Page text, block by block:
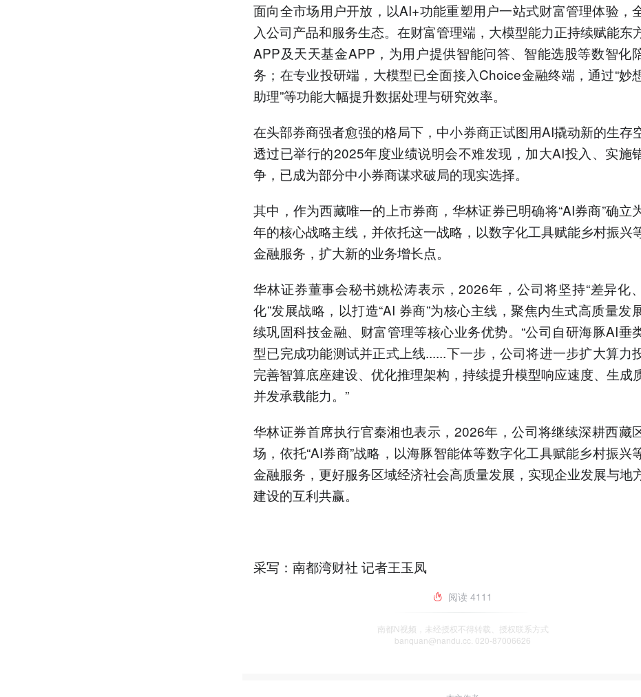
面向全市场用户开放，以AI+功能重塑用户一站式财富管理体验，
入公司产品和服务生态。在财富管理端，大模型能力正持续赋能东
APP及天天基金APP，为用户提供智能问答、智能选股等数智化
务；在专业投研端，大模型已全面接入Choice金融终端，通过“妙
助理”等功能大幅提升数据处理与研究效率。
在头部券商强者愈强的格局下，中小券商正试图用AI撬动新的生存
透过已举行的2025年度业绩说明会不难发现，加大AI投入、实施
争，已成为部分中小券商谋求破局的现实选择。
其中，作为西藏唯一的上市券商，华林证券已明确将“AI券商”确立
年的核心战略主线，并依托这一战略，以数字化工具赋能乡村振兴
金融服务，扩大新的业务增长点。
华林证券董事会秘书姚松涛表示，2026年，公司将坚持“差异化
化”发展战略，以打造“AI 券商”为核心主线，聚焦内生式高质量发
续巩固科技金融、财富管理等核心业务优势。“公司自研海豚AI垂
型已完成功能测试并正式上线......下一步，公司将进一步扩大算力投
完善智算底座建设、优化推理架构，持续提升模型响应速度、生成
并发承载能力。”
华林证券首席执行官秦湘也表示，2026年，公司将继续深耕西藏
场，依托“AI券商”战略，以海豚智能体等数字化工具赋能乡村振兴
金融服务，更好服务区域经济社会高质量发展，实现企业发展与地
建设的互利共赢。
采写：南都湾财社 记者王玉凤
阅读 4111
南都N视频，未经授权不得转载、授权联系方式
banquan@nandu.cc. 020-87006626